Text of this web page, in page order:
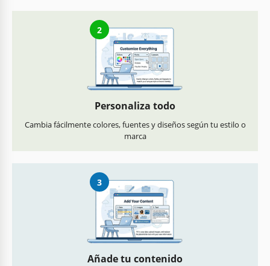
2
Personaliza todo
Cambia fácilmente colores, fuentes y diseños según tu estilo o
marca
3
Añade tu contenido